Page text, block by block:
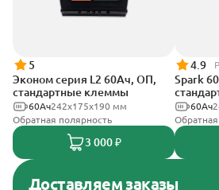
5
Эконом серия L2 60Ач, ОП,
стандартные клеммы
242х175х190 мм
60Ач
Обратная полярность
3 000 ₽
4.9
Spark
60Ач
Доставляем заказы